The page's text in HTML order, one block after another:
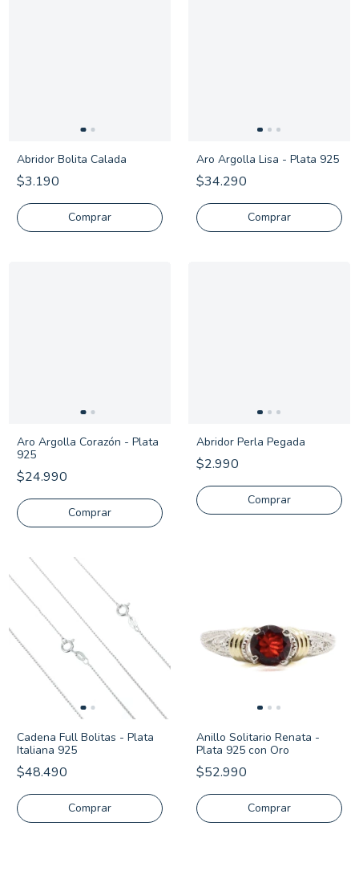
Abridor Bolita Calada
$3.190
Aro Argolla Lisa - Plata 925
$34.290
Aro Argolla Corazón - Plata
925
$24.990
Abridor Perla Pegada
$2.990
Comprar
Cadena Full Bolitas - Plata
Italiana 925
$48.490
Comprar
Anillo Solitario Renata -
Plata 925 con Oro
$52.990
Comprar